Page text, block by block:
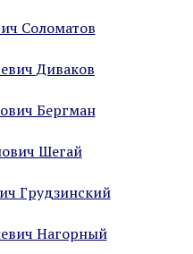
Соломатов
Диваков
Бергман
Шегай
Грудзинский
Нагорный